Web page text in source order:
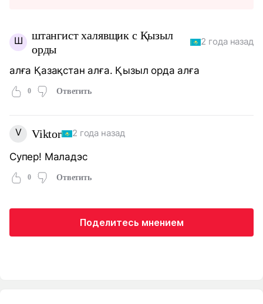
Ш
штангист халявщик с Қызыл
орды
2 года назад
алға Қазақстан алға. Қызыл орда алға
0 Ответить
V Viktor 2 года назад
Супер! Маладэс
0 Ответить
Поделитесь мнением